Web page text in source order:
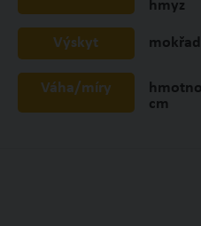
hmyz
Výskyt
Váha/míry
cm